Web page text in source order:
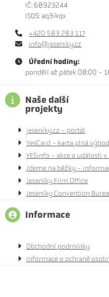
IČ: 68923244
ISDS: aq3ikqx
+420 583 283 117
info@jeseniky.cz
Úřední hodiny:
pondělí až pátek 08:00 -
Naše další
projekty
jeseniky.cz - portál
YesCard - karta plná výhod
YESinfo - akce a události v
Jdeme na běžky -
Jeseníky Film Office
Jeseníky Convention
Informace
Obchodní podmínky
Informace o ochraně